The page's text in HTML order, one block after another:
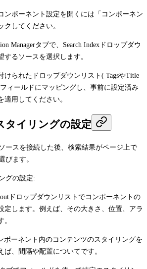
ンポーネント設定を開くには「コンポーネン
クしてください。
Managerタブで、 Search Index ドロップダウ
するソースを選択します。
けられたドロップダウンリスト( TagsやTitle
ィールドにマッピングし、事前に設定済み
適用してください。
タイリングの設定
ースを接続した後、検索結果がページ上で
びます。
グの設定:
ドロップダウンリストでコンポーネントの
定します。例えば、その大きさ、位置、アラ
。
ポーネント内のコンテンツのスタイリングを
ば、間隔や配置についてです。